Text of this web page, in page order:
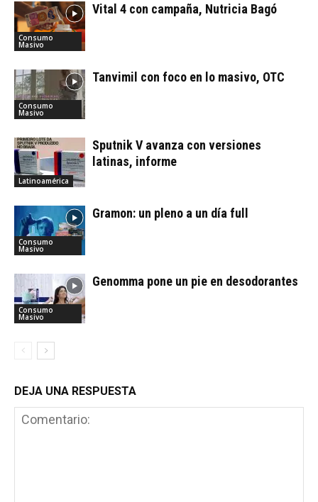
Consumo
Masivo
Vital 4 con campaña, Nutricia Bagó
Consumo
Masivo
Tanvimil con foco en lo masivo, OTC
Latinoamérica
Sputnik V avanza con versiones
latinas, informe
Consumo
Masivo
Gramon: un pleno a un día full
Consumo
Masivo
Genomma pone un pie en desodorantes
DEJA UNA RESPUESTA